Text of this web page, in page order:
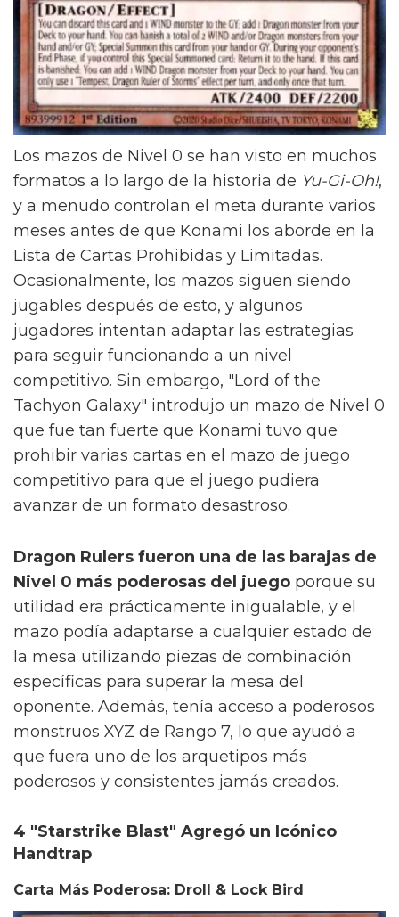
Los mazos de Nivel 0 se han visto en muchos
formatos a lo largo de la historia de Yu-Gi-Oh!,
y a menudo controlan el meta durante varios
meses antes de que Konami los aborde en la
Lista de Cartas Prohibidas y Limitadas.
Ocasionalmente, los mazos siguen siendo
jugables después de esto, y algunos
jugadores intentan adaptar las estrategias
para seguir funcionando a un nivel
competitivo. Sin embargo, "Lord of the
Tachyon Galaxy" introdujo un mazo de Nivel 0
que fue tan fuerte que Konami tuvo que
prohibir varias cartas en el mazo de juego
competitivo para que el juego pudiera
avanzar de un formato desastroso.
Dragon Rulers fueron una de las barajas de
Nivel 0 más poderosas del juego porque su
utilidad era prácticamente inigualable, y el
mazo podía adaptarse a cualquier estado de
la mesa utilizando piezas de combinación
específicas para superar la mesa del
oponente. Además, tenía acceso a poderosos
monstruos XYZ de Rango 7, lo que ayudó a
que fuera uno de los arquetipos más
poderosos y consistentes jamás creados.
4 "Starstrike Blast" Agregó un Icónico
Handtrap
Carta Más Poderosa: Droll & Lock Bird